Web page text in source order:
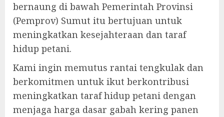
bernaung di bawah Pemerintah Provinsi
(Pemprov) Sumut itu bertujuan untuk
meningkatkan kesejahteraan dan taraf
hidup petani.
Kami ingin memutus rantai tengkulak dan
berkomitmen untuk ikut berkontribusi
meningkatkan taraf hidup petani dengan
menjaga harga dasar gabah kering panen